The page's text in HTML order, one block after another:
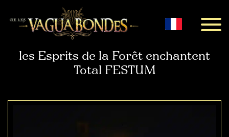
Menu
les Esprits de la Forêt enchantent
Total FESTUM